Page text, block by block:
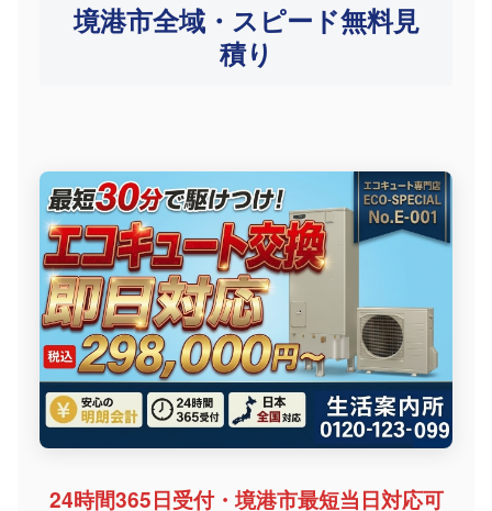
境港市全域・スピード無料見
積り
24時間365日受付・境港市最短当日対応可